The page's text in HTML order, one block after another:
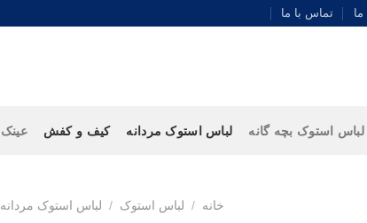
ما تماس با ما
لباس استوک بچه گانه لباس استوک مردانه کیف و کفش عینک
خانه / لباس استوک / لباس استوک مردانه